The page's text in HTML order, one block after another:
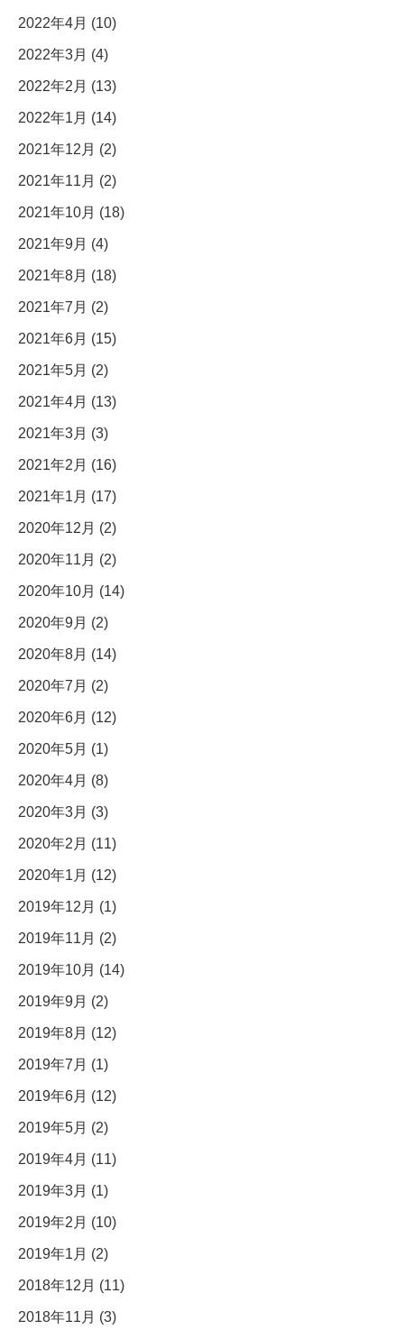
2022年4月 (10)
2022年3月 (4)
2022年2月 (13)
2022年1月 (14)
2021年12月 (2)
2021年11月 (2)
2021年10月 (18)
2021年9月 (4)
2021年8月 (18)
2021年7月 (2)
2021年6月 (15)
2021年5月 (2)
2021年4月 (13)
2021年3月 (3)
2021年2月 (16)
2021年1月 (17)
2020年12月 (2)
2020年11月 (2)
2020年10月 (14)
2020年9月 (2)
2020年8月 (14)
2020年7月 (2)
2020年6月 (12)
2020年5月 (1)
2020年4月 (8)
2020年3月 (3)
2020年2月 (11)
2020年1月 (12)
2019年12月 (1)
2019年11月 (2)
2019年10月 (14)
2019年9月 (2)
2019年8月 (12)
2019年7月 (1)
2019年6月 (12)
2019年5月 (2)
2019年4月 (11)
2019年3月 (1)
2019年2月 (10)
2019年1月 (2)
2018年12月 (11)
2018年11月 (3)